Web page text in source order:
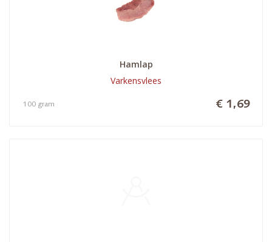
Hamlap
Varkensvlees
€ 1,69
100 gram